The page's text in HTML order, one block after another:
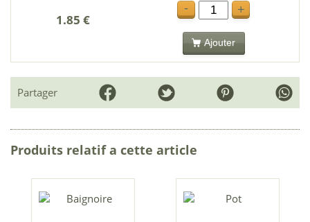
1.85 €
-
+
Ajouter
Partager
Produits relatif a cette article